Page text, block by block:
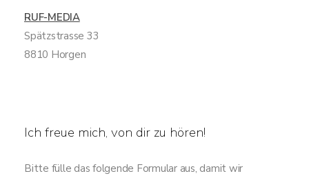
RUF-MEDIA
Spätzstrasse 33
8810 Horgen
Ich freue mich, von dir zu hören!
Bitte fülle das folgende Formular aus, damit wir